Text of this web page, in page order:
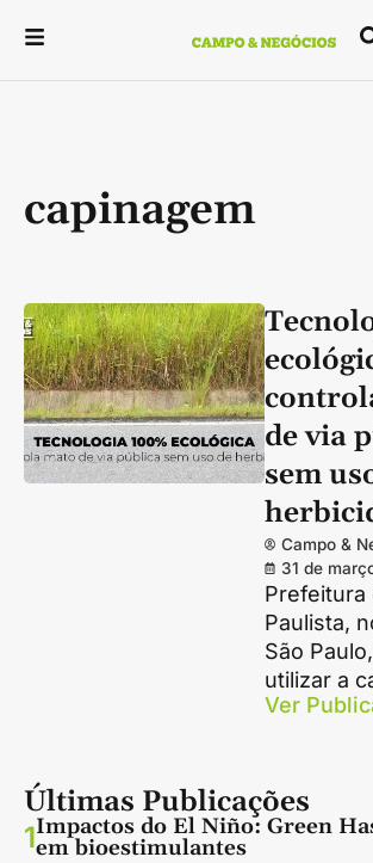
capinagem
de via
sem
Campo &
31 de
Prefeitura
Paulista,
São
utilizar a
Ver
Últimas Publicações
1Impactos do El Niño: Green
em bioestimulantes